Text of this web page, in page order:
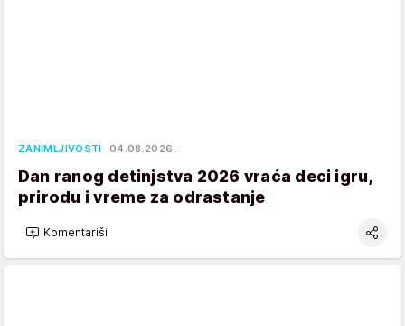
ZANIMLJIVOSTI 04.08.2026.
Dan ranog detinjstva 2026 vraća deci igru,
prirodu i vreme za odrastanje
Komentariši